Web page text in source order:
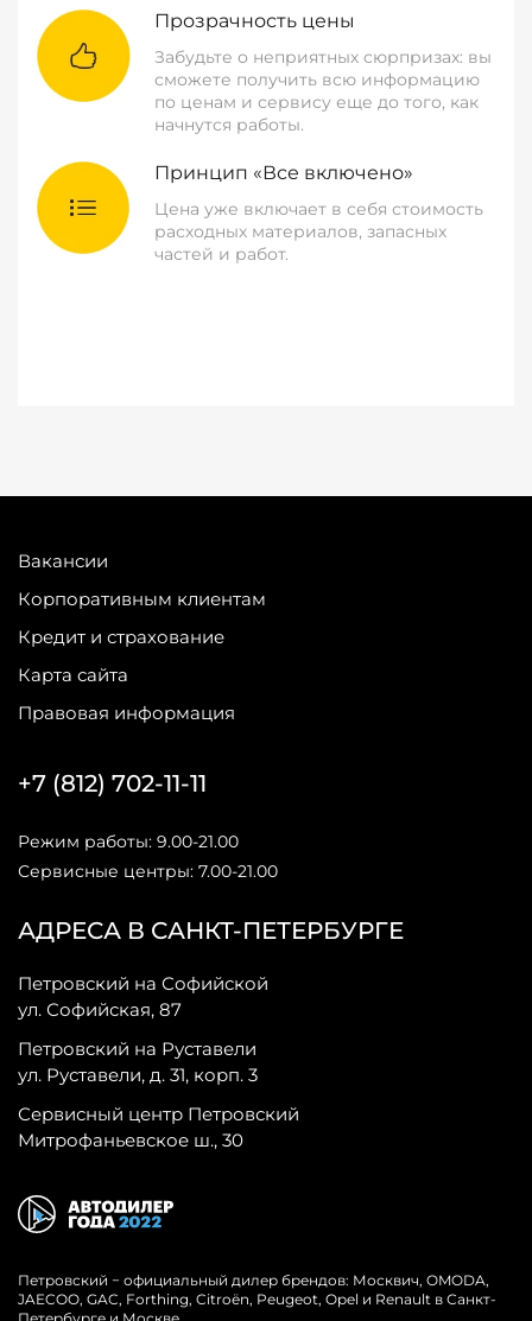
Прозрачность цены
Забудьте о неприятных сюрпризах: вы
сможете получить всю информацию
по ценам и сервису еще до того, как
начнутся работы.
Принцип «Все включено»
Цена уже включает в себя стоимость
расходных материалов, запасных
частей и работ.
Вакансии
Корпоративным клиентам
Кредит и страхование
Карта сайта
Правовая информация
АДРЕСА В САНКТ-ПЕТЕРБУРГЕ
Петровский на Софийской
ул. Софийская, 87
Петровский на Руставели
ул. Руставели, д. 31, корп. 3
Сервисный центр Петровский
Митрофаньевское ш., 30
+7 (812) 702-11-11
Режим работы: 9.00-21.00
Сервисные центры: 7.00-21.00
Петровский − официальный дилер брендов: Москвич, OMODA,
JAECOO, GAC, Forthing, Citroёn, Peugeot, Opel и Renault в Санкт-